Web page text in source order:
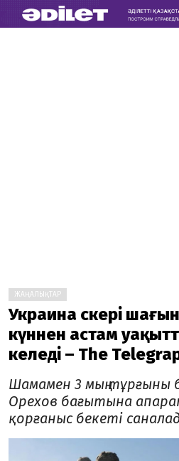
ЖАҢАЛЫҚТАР
Украина әскері
күннен астам
келеді – The
Шамамен 3 мың тұрғыны
Орехов бағытына
қорғаныс бекеті